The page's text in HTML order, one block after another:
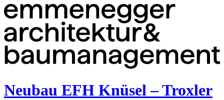
Neubau EFH Knüsel – Troxler